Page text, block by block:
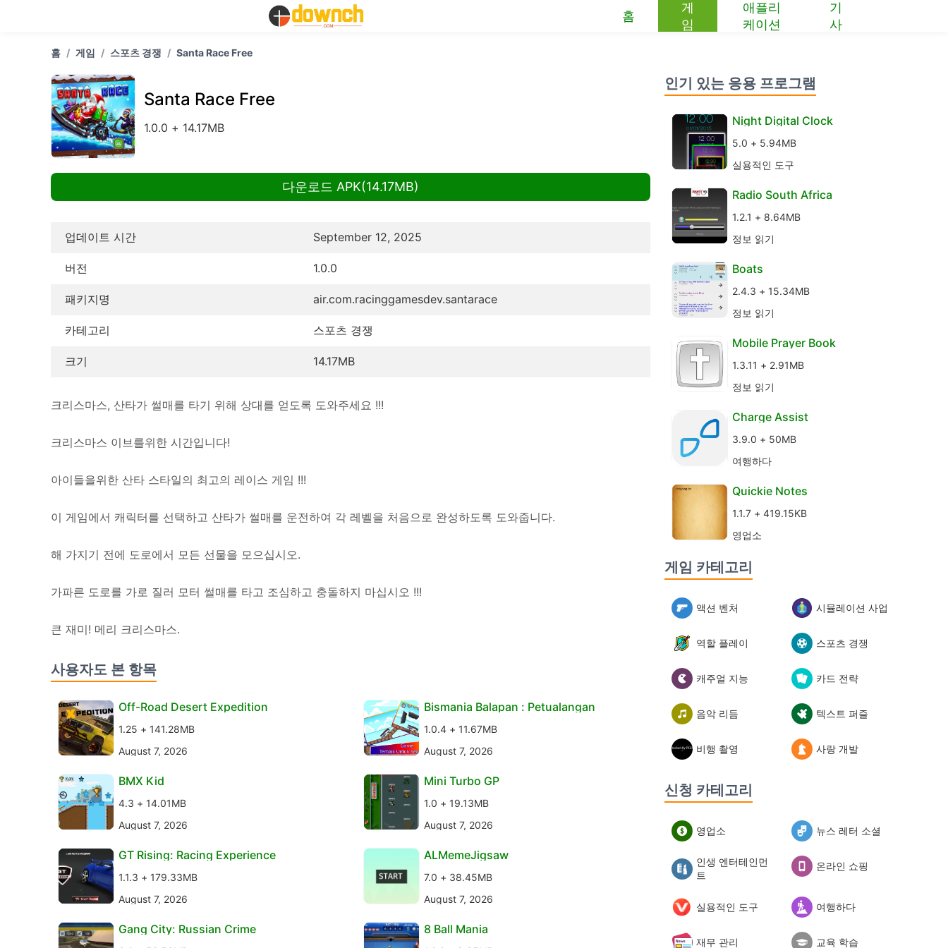
홈
게
임
애플리
케이션
기
사
홈 게임 스포츠 경쟁 Santa Race Free
Santa Race Free
1.0.0 + 14.17MB
다운로드 APK(14.17MB)
업데이트 시간 September 12, 2025
버전 1.0.0
패키지명 air.com.racinggamesdev.santarace
카테고리 스포츠 경쟁
크기 14.17MB
크리스마스, 산타가 썰매를 타기 위해 상대를 얻도록 도와주세요 !!!
크리스마스 이브를위한 시간입니다!
아이들을위한 산타 스타일의 최고의 레이스 게임 !!!
이 게임에서 캐릭터를 선택하고 산타가 썰매를 운전하여 각 레벨을 처음으로 완성하도록 도와줍니다.
해 가지기 전에 도로에서 모든 선물을 모으십시오.
가파른 도로를 가로 질러 모터 썰매를 타고 조심하고 충돌하지 마십시오 !!!
큰 재미! 메리 크리스마스.
사용자도 본 항목
Off-Road Desert Expedition
1.25 + 141.28MB
August 7, 2026
Bismania Balapan : Petualangan
1.0.4 + 11.67MB
August 7, 2026
BMX Kid
4.3 + 14.01MB
August 7, 2026
Mini Turbo GP
1.0 + 19.13MB
August 7, 2026
GT Rising: Racing Experience
1.1.3 + 179.33MB
August 7, 2026
ALMemeJigsaw
7.0 + 38.45MB
August 7, 2026
Gang City: Russian Crime 8 Ball Mania
인기 있는 응용 프로그램
Night Digital Clock
5.0 + 5.94MB
실용적인 도구
Radio South Africa
1.2.1 + 8.64MB
정보 읽기
Boats
2.4.3 + 15.34MB
정보 읽기
Mobile Prayer Book
1.3.11 + 2.91MB
정보 읽기
Charge Assist
3.9.0 + 50MB
여행하다
Quickie Notes
1.1.7 + 419.15KB
영업소
게임 카테고리
액션 벤처 시뮬레이션 사업
역할 플레이 스포츠 경쟁
캐주얼 지능 카드 전략
음악 리듬 텍스트 퍼즐
비행 촬영 사랑 개발
신청 카테고리
영업소 뉴스 레터 소셜
인생 엔터테인먼
트
온라인 쇼핑
실용적인 도구 여행하다
재무 관리 교육 학습